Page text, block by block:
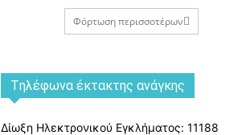
Φόρτωση περισσοτέρων
Tηλέφωνα έκτακτης ανάγκης
Δίωξη Ηλεκτρονικού Εγκλήματος: 11188